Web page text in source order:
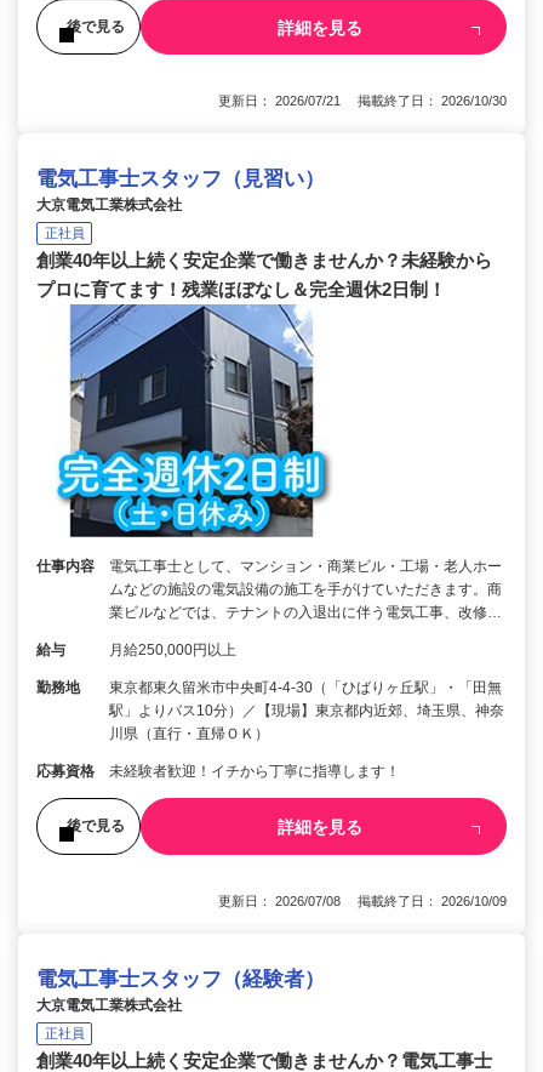
後で見る 詳細を見る
更新日： 2026/07/21 掲載終了日： 2026/10/30
電気工事士スタッフ（見習い）
大京電気工業株式会社
正社員
創業40年以上続く安定企業で働きませんか？未経験から
プロに育てます！残業ほぼなし＆完全週休2日制！
仕事内容
電気工事士として、マンション・商業ビル・工場・老人ホー
ムなどの施設の電気設備の施工を手がけていただきます。商
業ビルなどでは、テナントの入退出に伴う電気工事、改修…
給与 月給250,000円以上
勤務地
東京都東久留米市中央町4-4-30（「ひばりヶ丘駅」・「田無
駅」よりバス10分）／【現場】東京都内近郊、埼玉県、神奈
川県（直行・直帰ＯＫ）
応募資格 未経験者歓迎！イチから丁寧に指導します！
後で見る 詳細を見る
更新日： 2026/07/08 掲載終了日： 2026/10/09
電気工事士スタッフ（経験者）
大京電気工業株式会社
正社員
創業40年以上続く安定企業で働きませんか？電気工事士